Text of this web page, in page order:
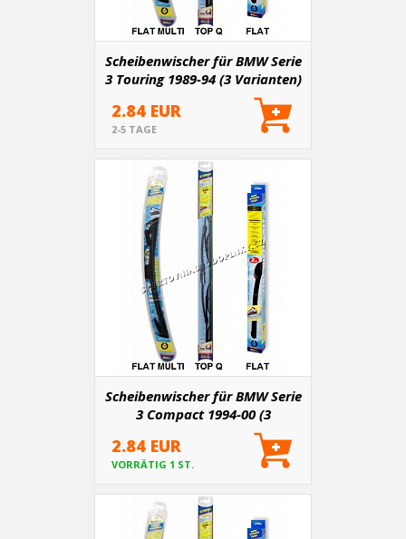
Scheibenwischer für BMW Serie
3 Touring 1989-94 (3 Varianten)
2.84 EUR
2-5 TAGE
Scheibenwischer für BMW Serie
3 Compact 1994-00 (3
2.84 EUR
VORRÄTIG 1 ST.